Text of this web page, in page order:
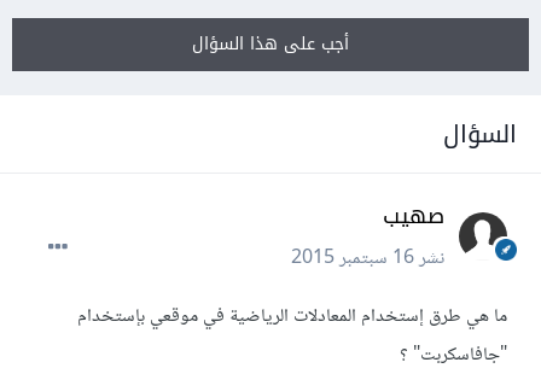
أجب على هذا السؤال
السؤال
صهيب
نشر16 سبتمبر 2015
ما هي طرق إستخدام المعادلات الرياضية في موقعي بإستخدام
"جافاسكربت" ؟